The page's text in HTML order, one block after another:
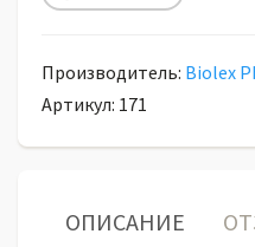
Производитель: Biolex
Артикул: 171
ОПИСАНИЕ